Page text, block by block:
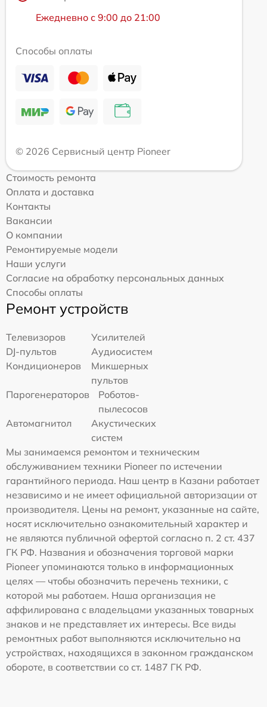
Ежедневно с 9:00 до 21:00
Способы оплаты
© 2026 Сервисный центр Pioneer
Стоимость ремонта
Оплата и доставка
Контакты
Вакансии
О компании
Ремонтируемые модели
Наши услуги
Согласие на обработку персональных данных
Способы оплаты
Ремонт устройств
Телевизоров
Усилителей
DJ-пультов
Аудиосистем
Кондиционеров
Микшерных
пультов
Парогенераторов
Роботов-
пылесосов
Автомагнитол
Акустических
систем
Мы занимаемся ремонтом и техническим
обслуживанием техники Pioneer по истечении
гарантийного периода. Наш центр в Казани работает
независимо и не имеет официальной авторизации от
производителя. Цены на ремонт, указанные на сайте,
носят исключительно ознакомительный характер и
не являются публичной офертой согласно п. 2 ст. 437
ГК РФ. Названия и обозначения торговой марки
Pioneer упоминаются только в информационных
целях — чтобы обозначить перечень техники, с
которой мы работаем. Наша организация не
аффилирована с владельцами указанных товарных
знаков и не представляет их интересы. Все виды
ремонтных работ выполняются исключительно на
устройствах, находящихся в законном гражданском
обороте, в соответствии со ст. 1487 ГК РФ.